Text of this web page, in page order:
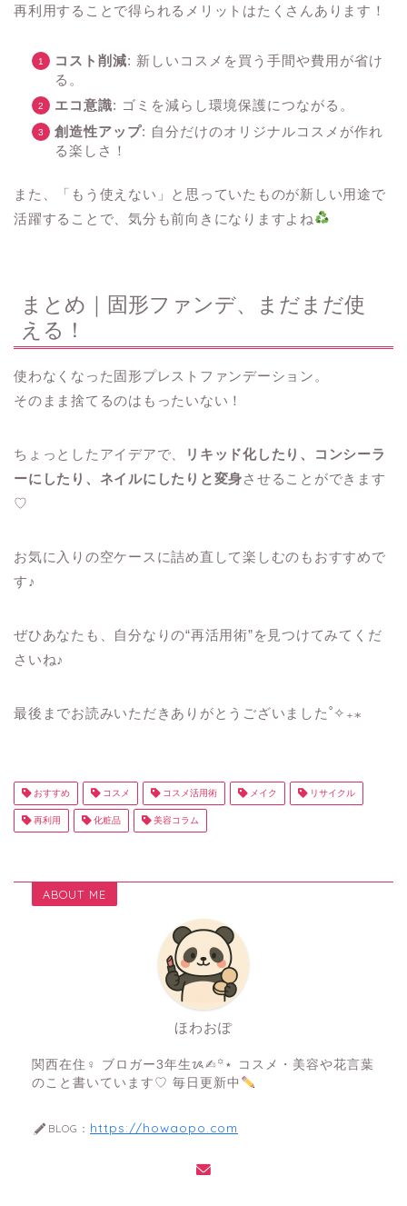
再利用することで得られるメリットはたくさんあります！
コスト削減: 新しいコスメを買う手間や費用が省け
る。
エコ意識: ゴミを減らし環境保護につながる。
創造性アップ: 自分だけのオリジナルコスメが作れ
る楽しさ！
また、「もう使えない」と思っていたものが新しい用途で
活躍することで、気分も前向きになりますよね
まとめ｜固形ファンデ、まだまだ使
える！
使わなくなった固形プレストファンデーション。
そのまま捨てるのはもったいない！
ちょっとしたアイデアで、
リキッド化したり、コンシーラ
ーにしたり、ネイルにしたりと変身させることができます
♡
お気に入りの空ケースに詰め直して楽しむのもおすすめで
す♪
ぜひあなたも、自分なりの“再活用術”を見つけてみてくだ
さいね♪
最後までお読みいただきありがとうございました˚✧₊⁎
おすすめ コスメ コスメ活用術 メイク リサイクル
再利用 化粧品 美容コラム
ABOUT ME
ほわおぽ
関西在住♀ ブロガー3年生ᝰ✍︎꙳⋆ コスメ・美容や花言葉
のこと書いています♡ 毎日更新中
BLOG： https://howaopo.com